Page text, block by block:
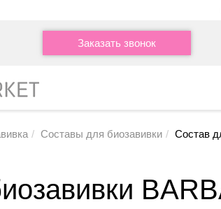
Заказать звонок
Составы для биозавивки Состав